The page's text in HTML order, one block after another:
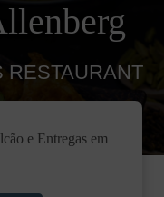
RESTAURANT
e Entregas em